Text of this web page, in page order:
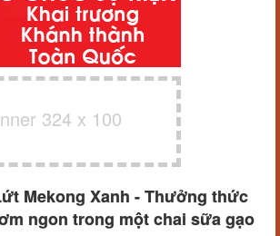
324 x 100
Mekong Xanh - Thưởng thức
ngon trong một chai sữa gạo